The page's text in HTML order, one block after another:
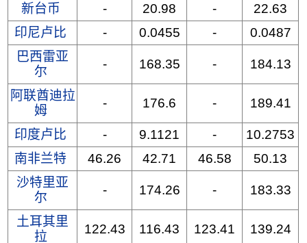
新台币
- 20.98 -
22.63
印尼卢比
- 0.0455 -
0.0487
巴西雷亚
尔
- 168.35 - 184.13
阿联酋迪拉
姆
- 176.6 - 189.41
印度卢比 - 9.1121 -
10.2753
南非兰特
46.26 42.71 46.58
50.13
沙特里亚
尔
- 174.26 - 183.33
土耳其里
拉
122.43 116.43 123.41 139.24